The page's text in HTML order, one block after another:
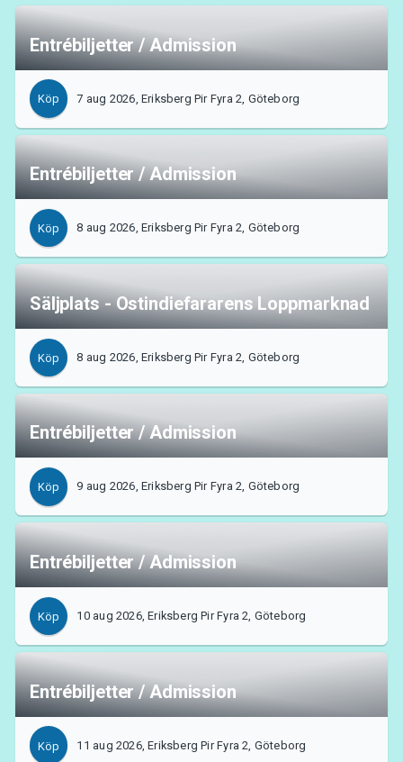
Om Tickster
Entrébiljetter / Admission
Köp 7 aug 2026, Eriksberg Pir Fyra 2, Göteborg
Entrébiljetter / Admission
Köp 8 aug 2026, Eriksberg Pir Fyra 2, Göteborg
Säljplats - Ostindiefararens Loppmarknad
Köp 8 aug 2026, Eriksberg Pir Fyra 2, Göteborg
Entrébiljetter / Admission
Köp 9 aug 2026, Eriksberg Pir Fyra 2, Göteborg
Entrébiljetter / Admission
Köp 10 aug 2026, Eriksberg Pir Fyra 2, Göteborg
Entrébiljetter / Admission
Köp 11 aug 2026, Eriksberg Pir Fyra 2, Göteborg